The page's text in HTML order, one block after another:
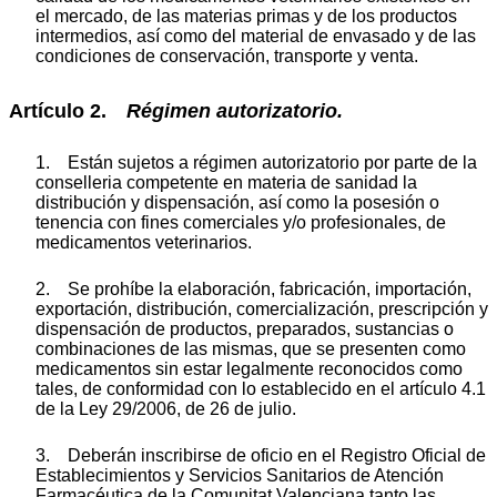
el mercado, de las materias primas y de los productos
intermedios, así como del material de envasado y de las
condiciones de conservación, transporte y venta.
Artículo 2. Régimen autorizatorio.
1. Están sujetos a régimen autorizatorio por parte de la
conselleria competente en materia de sanidad la
distribución y dispensación, así como la posesión o
tenencia con fines comerciales y/o profesionales, de
medicamentos veterinarios.
2. Se prohíbe la elaboración, fabricación, importación,
exportación, distribución, comercialización, prescripción y
dispensación de productos, preparados, sustancias o
combinaciones de las mismas, que se presenten como
medicamentos sin estar legalmente reconocidos como
tales, de conformidad con lo establecido en el artículo 4.1
de la Ley 29/2006, de 26 de julio.
3. Deberán inscribirse de oficio en el Registro Oficial de
Establecimientos y Servicios Sanitarios de Atención